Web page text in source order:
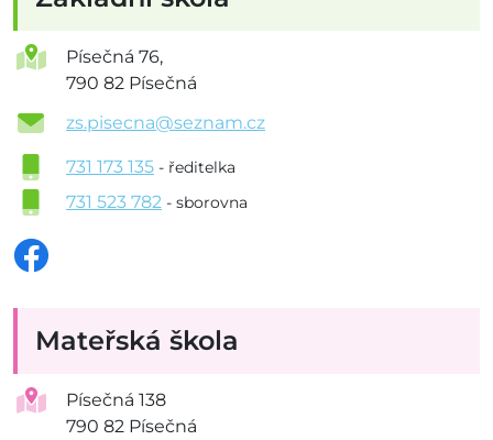
Písečná 76,
790 82 Písečná
zs.pisecna@seznam.cz
731 173 135 - ředitelka
731 523 782 - sborovna
Mateřská škola
Písečná 138
790 82 Písečná